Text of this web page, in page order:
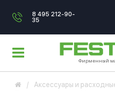
8 495 212-90-
35
Фирменный
Аксессуары и